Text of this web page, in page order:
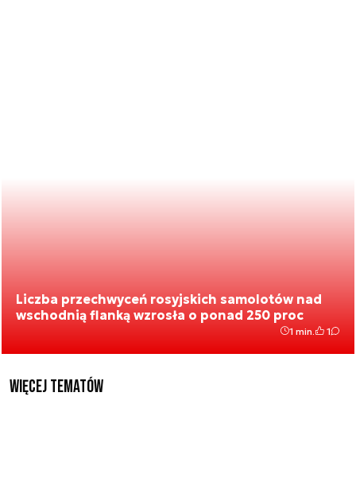
Liczba przechwyceń rosyjskich samolotów nad
wschodnią flanką wzrosła o ponad 250 proc
1 min. 1
Więcej tematów